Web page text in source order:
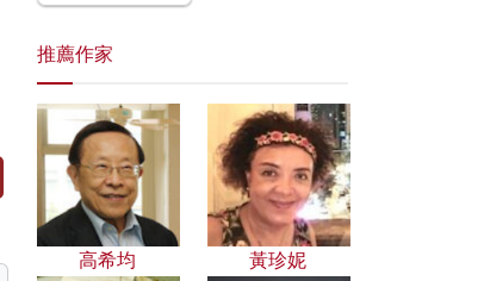
推薦作家
高希均 黃珍妮